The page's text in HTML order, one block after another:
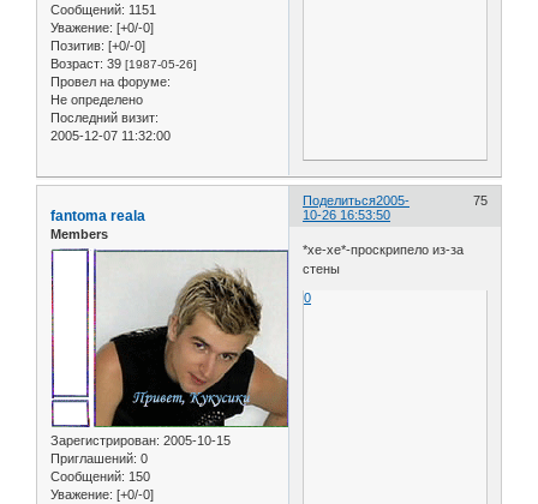
Сообщений: 1151
Уважение: [+0/-0]
Позитив: [+0/-0]
Возраст: 39 [1987-05-26]
Провел на форуме:
Не определено
Последний визит:
2005-12-07 11:32:00
Поделиться 75
2005-
10-26 16:53:50
fantoma reala
Members
Зарегистрирован: 2005-10-15
Приглашений: 0
Сообщений: 150
Уважение: [+0/-0]
*хе-хе*-проскрипело из-за
стены
0